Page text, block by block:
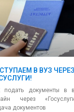
В ВУЗ ЧЕРЕЗ
подать документы в
через
документов